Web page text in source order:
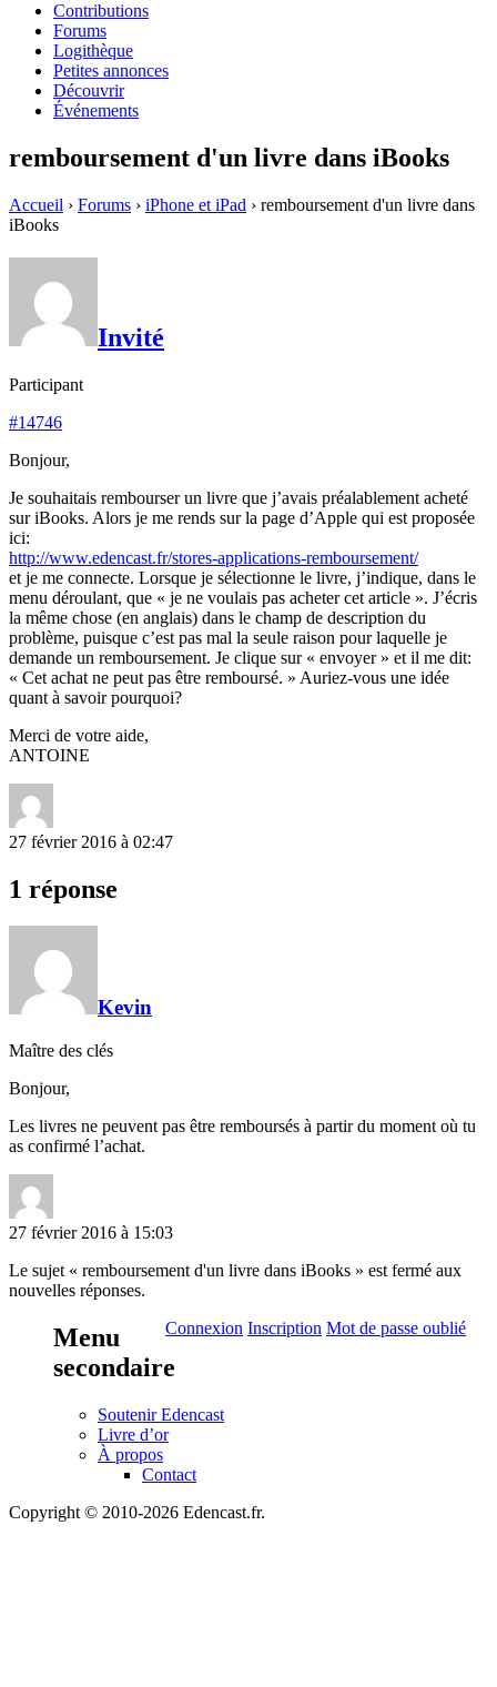
Contributions
Forums
Logithèque
Petites annonces
Découvrir
Événements
remboursement d'un livre dans iBooks
Accueil › Forums › iPhone et iPad › remboursement d'un livre dans
iBooks
Invité
Participant
#14746
Bonjour,
Je souhaitais rembourser un livre que j’avais préalablement acheté
sur iBooks. Alors je me rends sur la page d’Apple qui est proposée
ici:
http://www.edencast.fr/stores-applications-remboursement/
et je me connecte. Lorsque je sélectionne le livre, j’indique, dans le
menu déroulant, que « je ne voulais pas acheter cet article ». J’écris
la même chose (en anglais) dans le champ de description du
problème, puisque c’est pas mal la seule raison pour laquelle je
demande un remboursement. Je clique sur « envoyer » et il me dit:
« Cet achat ne peut pas être remboursé. » Auriez-vous une idée
quant à savoir pourquoi?
Merci de votre aide,
ANTOINE
27 février 2016 à 02:47
1 réponse
Kevin
Maître des clés
Bonjour,
Les livres ne peuvent pas être remboursés à partir du moment où tu
as confirmé l’achat.
27 février 2016 à 15:03
Le sujet « remboursement d'un livre dans iBooks » est fermé aux
nouvelles réponses.
Connexion Inscription Mot de passe oublié
Menu
secondaire
Soutenir Edencast
Livre d’or
À propos
Contact
Copyright © 2010-2026 Edencast.fr.